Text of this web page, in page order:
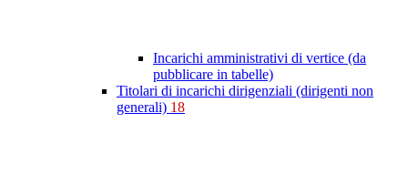
Incarichi amministrativi di vertice (da
pubblicare in tabelle)
Titolari di incarichi dirigenziali (dirigenti non
generali) 18